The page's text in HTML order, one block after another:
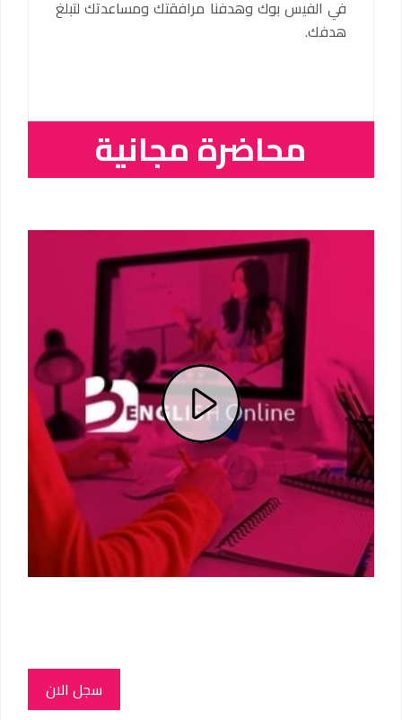
في الفيس بوك وهدفنا مرافقتك ومساعدتك لتبلغ
هدفك.
محاضرة مجانية
P
l
a
y
V
سجل الان